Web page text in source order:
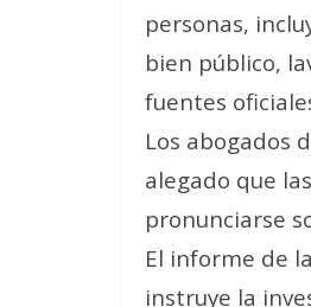
personas,
bien público,
fuentes
Los abogados
alegado que
pronunciarse
El informe de
instruye la